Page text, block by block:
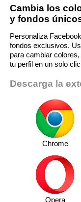
Cambia los
y fondos
Personaliza
fondos exclusivos.
para cambiar
tu perfil en un solo
Descarga la
Chrome
Opera